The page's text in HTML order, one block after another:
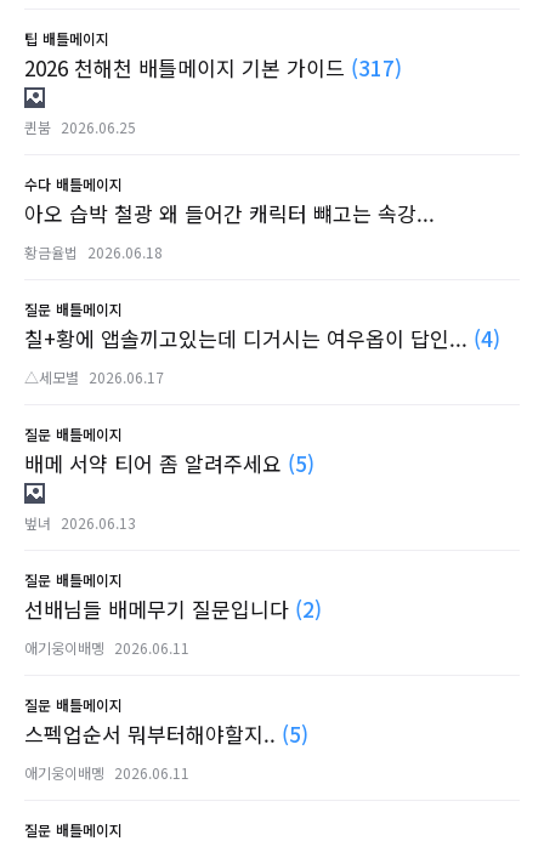
팁 배틀메이지
2026 천해천 배틀메이지 기본 가이드 (317)
퀸붐 2026.06.25
수다 배틀메이지
아오 습박 철광 왜 들어간 캐릭터 뺴고는 속강...
황금율법 2026.06.18
질문 배틀메이지
칠+황에 앱솔끼고있는데 디거시는 여우옵이 답인... (4)
△세모별 2026.06.17
질문 배틀메이지
배메 서약 티어 좀 알려주세요 (5)
벞녀 2026.06.13
질문 배틀메이지
선배님들 배메무기 질문입니다 (2)
애기웅이배멩 2026.06.11
질문 배틀메이지
스펙업순서 뭐부터해야할지.. (5)
애기웅이배멩 2026.06.11
질문 배틀메이지